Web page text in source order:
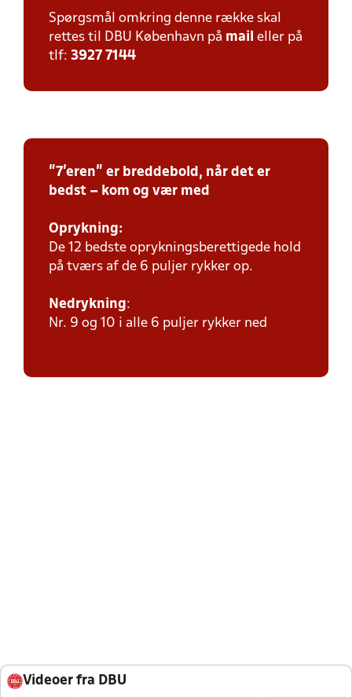
Spørgsmål omkring denne række skal
rettes til DBU København på mail eller på
tlf: 3927 7144
"7'eren" er breddebold, når det er
bedst – kom og vær med
Oprykning:
De 12 bedste oprykningsberettigede hold
på tværs af de 6 puljer rykker op.
Nedrykning:
Nr. 9 og 10 i alle 6 puljer rykker ned
Videoer fra DBU